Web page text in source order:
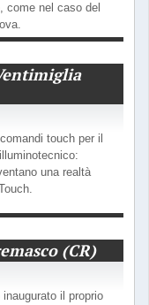
come nel caso del
touch per il
una realtà
(CR)
il proprio